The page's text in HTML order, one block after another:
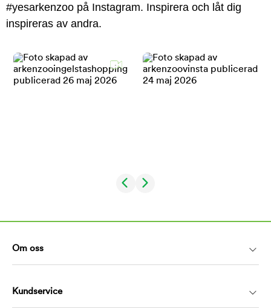
#yesarkenzoo på Instagram. Inspirera och låt dig
inspireras av andra.
Om oss
Kundservice